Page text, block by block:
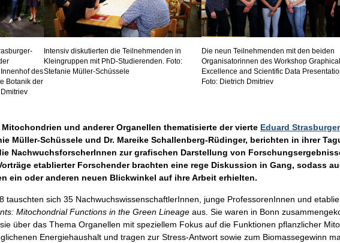
des
Botanik der
Intensiv diskutierten die Teilnehmenden in
Kleingruppen mit PhD-Studierenden. Foto:
Stefanie Müller-Schüssele
Die neun Teilnehmenden mit den beiden
Organisatorinnen des Workshop Graphical
Excellence and Scientific Data
Foto: Dietrich Dmitriev
und anderer Organellen thematisierte der vierte Eduard
Müller-Schüssele und Dr. Mareike Schallenberg-Rüdinger, berichten in ihrer
NachwuchsforscherInnen zur grafischen Darstellung von
etablierter Forschender brachten eine rege Diskussion in Gang, sodass
ein oder anderen neuen Blickwinkel auf ihre Arbeit erhielten.
tauschten sich 35 NachwuchswissenschaftlerInnen, junge ProfessorenInnen und
Mitochondrial Functions in the Green Lineage aus. Sie waren in Bonn
über das Thema Organellen mit speziellem Fokus auf die Funktionen pflanzlicher
Energiehaushalt und tragen zur Stress-Antwort sowie zum Biomassegewinn